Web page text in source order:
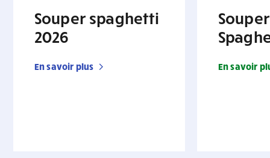
Souper spaghetti
2026
En savoir plus
Souper
En savoir